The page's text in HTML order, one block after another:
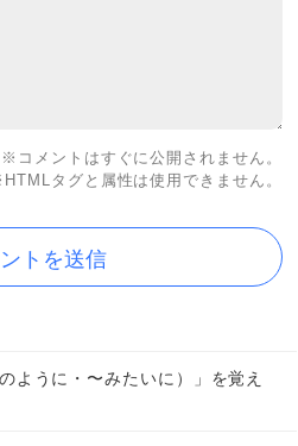
※コメントはすぐに公開されません。
タグと属性は使用できません。
ように・〜みたいに）」を覚え